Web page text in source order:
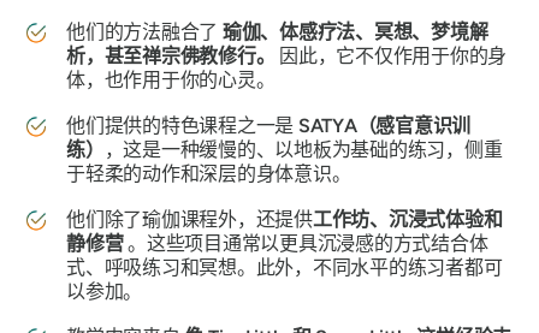
他们的方法融合了 瑜伽、体感疗法、冥想、梦境解
析，甚至禅宗佛教修行。
因此，它不仅作用于你的身
体，也作用于你的心灵。
他们提供的特色课程之一是 SATYA（感官意识训
练）
，这是一种缓慢的、以地板为基础的练习，侧重
于轻柔的动作和深层的身体意识。
他们除了瑜伽课程外，还提供工作坊、沉浸式体验和
静修营。这些项目通常以更具沉浸感的方式结合体
式、呼吸练习和冥想。此外，不同水平的练习者都可
以参加。